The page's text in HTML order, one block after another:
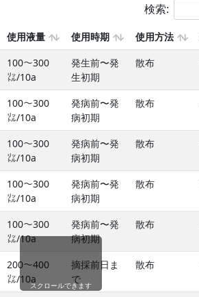
検索:
使用液量 使用時期 使用方法
100〜300
㍑/10a
発生前〜発
生初期
散布
100〜300
㍑/10a
発病前〜発
病初期
散布
100〜300
㍑/10a
発病前〜発
病初期
散布
100〜300
㍑/10a
発病前〜発
病初期
散布
100〜300
㍑/10a
発病前〜発
病初期
散布
200〜400
㍑/10a
摘採前日ま
で
散布
スクロールできます